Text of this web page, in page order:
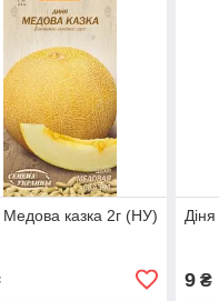
казка 2г (НУ)
9 ₴